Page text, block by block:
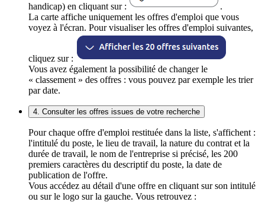
handicap) en cliquant sur :
.
La carte affiche uniquement les offres d'emploi que vous
voyez à l'écran. Pour visualiser les offres d'emploi suivantes,
cliquez sur :
Vous avez également la possibilité de changer le
« classement » des offres : vous pouvez par exemple les trier
par date.
4. Consulter les offres issues de votre recherche
Pour chaque offre d'emploi restituée dans la liste, s'affichent :
l'intitulé du poste, le lieu de travail, la nature du contrat et la
durée de travail, le nom de l'entreprise si précisé, les 200
premiers caractères du descriptif du poste, la date de
publication de l'offre.
Vous accédez au détail d'une offre en cliquant sur son intitulé
ou sur le logo sur la gauche. Vous retrouvez :